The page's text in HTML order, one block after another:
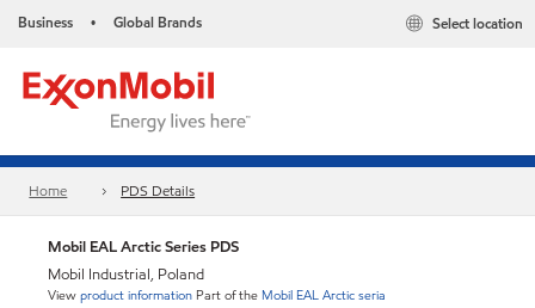
Business • Global Brands Select location
Home PDS Details
Mobil EAL Arctic Series PDS
Mobil Industrial, Poland
Viewproduct information Part of the Mobil EAL Arctic seria